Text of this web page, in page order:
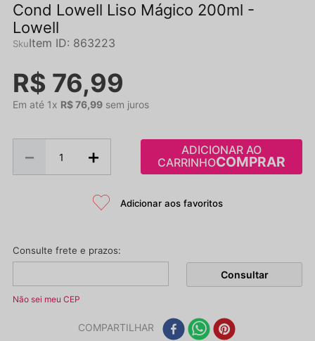
Cond Lowell Liso Mágico 200ml -
Lowell
Item ID: 863223
R$ 76,99
Em até 1x R$76,99 sem juros
＋
－
ADICIONAR AO
CARRINHO
Não sei meu CEP
COMPARTILHAR